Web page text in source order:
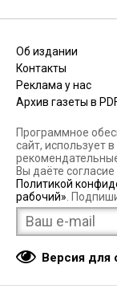
Об издании
Контакты
Реклама у нас
Архив газеты в
Программное
сайт, использует
Вы даёте
Политикой
рабочий» .
Версия для